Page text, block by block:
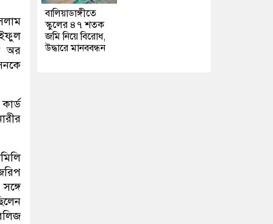
অর
বালিয়াডাঙ্গীতে
স্কুলের ৪৭ শতক
জমি নিয়ে বিরোধ,
উদ্ধারে মানববন্ধন